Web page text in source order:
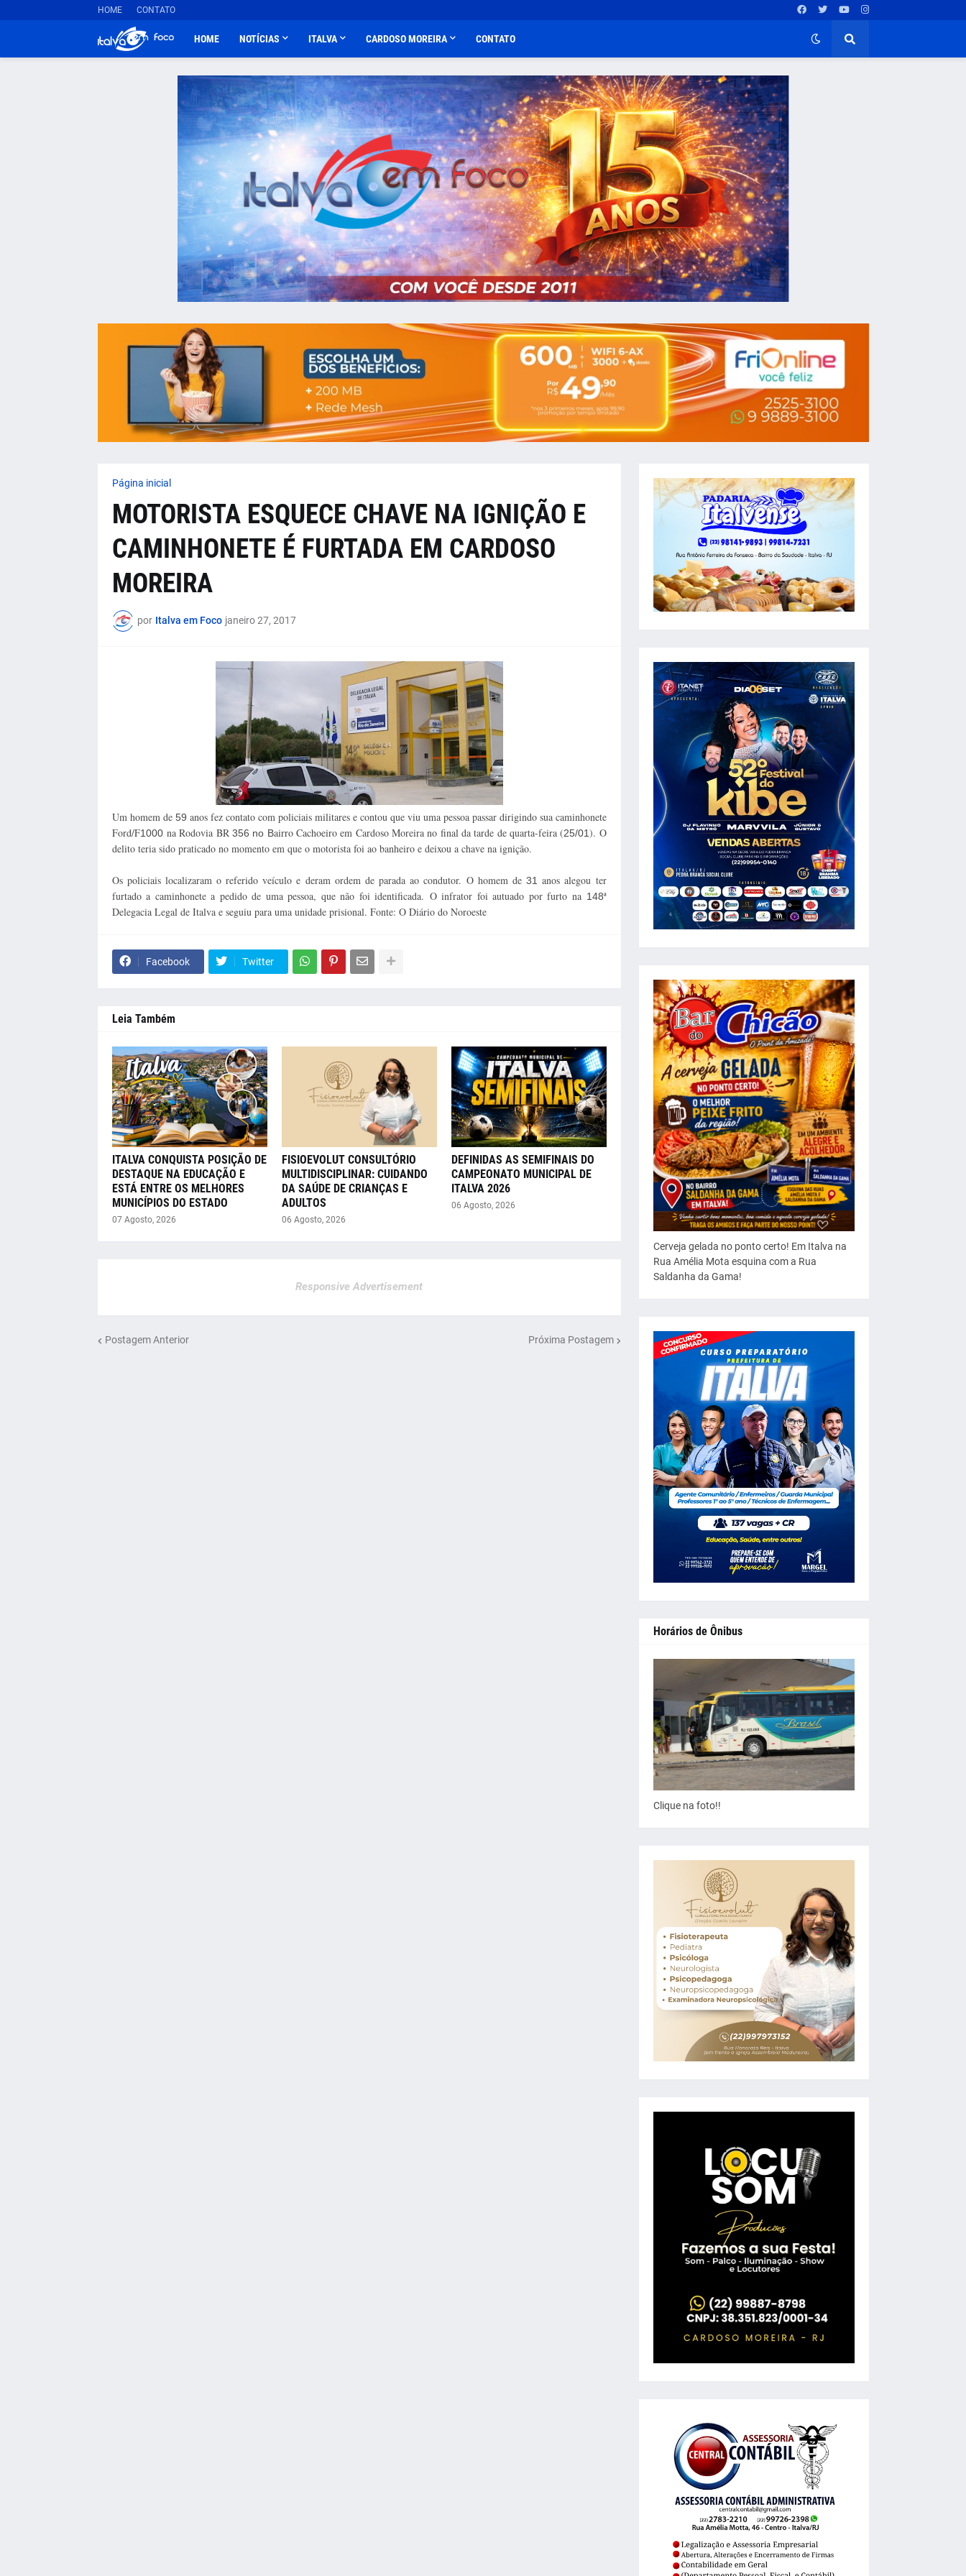
HOME CONTATO
HOME NOTÍCIAS ITALVA CARDOSO MOREIRA CONTATO
Página inicial
MOTORISTA ESQUECE CHAVE NA IGNIÇÃO E
CAMINHONETE É FURTADA EM CARDOSO
MOREIRA
por Italva em Foco janeiro 27, 2017
Um homem de 59 anos fez contato com policiais militares e contou que viu uma pessoa passar dirigindo sua caminhonete
Ford/F1000na Rodovia BR 356 no Bairro Cachoeiro em Cardoso Moreira no final da tarde de quarta-feira (25/01). O
delito teria sido praticado no momento em que o motorista foi ao banheiro e deixou a chave na ignição.
Os policiais localizaram o referido veículo e deram ordem de parada ao condutor. O homem de31 anos alegou ter
furtado a caminhonete a pedido de uma pessoa, que não foi identificada. O infrator foi autuado por furto na 148ª
Delegacia Legal de Italva e seguiu para uma unidade prisional. Fonte: O Diário do Noroeste
Facebook Twitter
Leia Também
ITALVA CONQUISTA POSIÇÃO DE
DESTAQUE NA EDUCAÇÃO E
ESTÁ ENTRE OS MELHORES
MUNICÍPIOS DO ESTADO
07 Agosto, 2026
FISIOEVOLUT CONSULTÓRIO
MULTIDISCIPLINAR: CUIDANDO
DA SAÚDE DE CRIANÇAS E
ADULTOS
06 Agosto, 2026
DEFINIDAS AS SEMIFINAIS DO
CAMPEONATO MUNICIPAL DE
ITALVA 2026
06 Agosto, 2026
Responsive Advertisement
Postagem Anterior Próxima Postagem
Cerveja gelada no ponto certo! Em Italva na
Rua Amélia Mota esquina com a Rua
Saldanha da Gama!
Horários de Ônibus
Clique na foto!!